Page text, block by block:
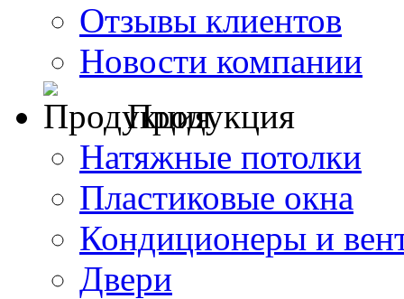
Отзывы клиентов
Новости компании
Продукция
Натяжные потолки
Пластиковые окна
Кондиционеры и
Двери